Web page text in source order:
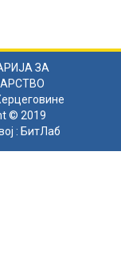
ЗА
© 2019
: БитЛаб